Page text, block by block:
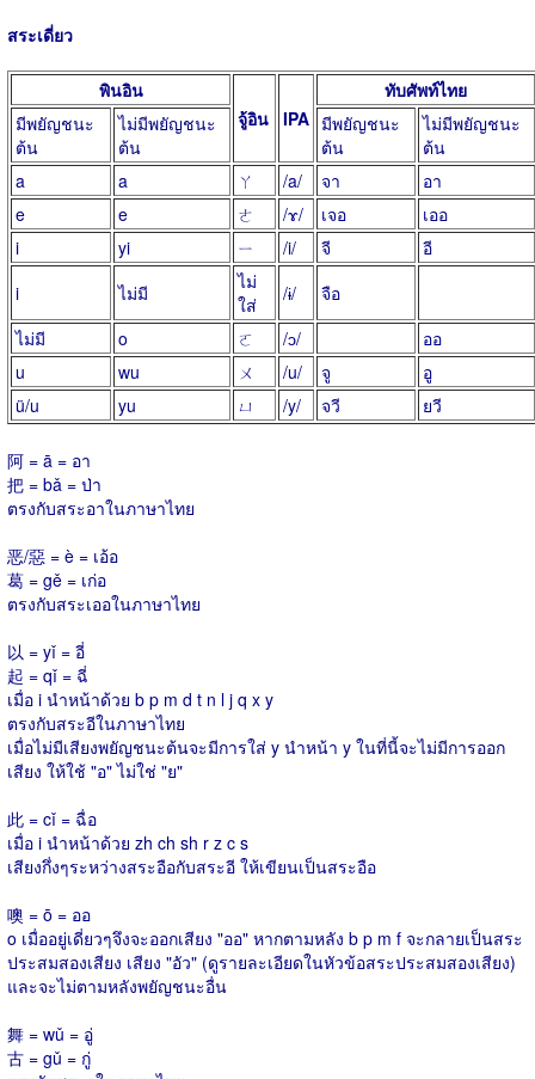
สระเดี่ยว
พินอิน
จู้อิน IPA
ทับศัพท์ไทย
มีพยัญชนะ
ต้น
ไม่มีพยัญชนะ
ต้น
มีพยัญชนะ
ต้น
ไม่มีพยัญชนะ
ต้น
a
a ㄚ /a/ จา
อา
e
e ㄜ /ɤ/ เจอ
เออ
i
yi ㄧ /i/ จี
อี
i
ไม่มี
ไม่
ใส่
/ɨ/
จือ
ไม่มี
o ㄛ /ɔ/
ออ
u
wu ㄨ /u/ จู
อู
ü/u
yu ㄩ /y/ จวี ยวี
阿 = ā = อา
把 = bǎ = ป่า
ตรงกับสระอาในภาษาไทย
恶/惡 = è = เอ้อ
葛 = gě = เก่อ
ตรงกับสระเออในภาษาไทย
以 = yǐ = อี่
起 = qǐ = ฉี่
เมื่อ i นำหน้าด้วย b p m d t n l j q x y
ตรงกับสระอีในภาษาไทย
เมื่อไม่มีเสียงพยัญชนะต้นจะมีการใส่ y นำหน้า y ในที่นี้จะไม่มีการออก
เสียง ให้ใช้ "อ" ไม่ใช่ "ย"
此 = cǐ = ฉื่อ
เมื่อ i นำหน้าด้วย zh ch sh r z c s
เสียงกึ่งๆระหว่างสระอือกับสระอี ให้เขียนเป็นสระอือ
噢 = ō = ออ
o เมื่ออยู่เดี่ยวๆจึงจะออกเสียง "ออ" หากตามหลัง b p m f จะกลายเป็นสระ
ประสมสองเสียง เสียง "อัว" (ดูรายละเอียดในหัวข้อสระประสมสองเสียง)
และจะไม่ตามหลังพยัญชนะอื่น
舞 = wǔ = อู่
古 = gǔ = กู่